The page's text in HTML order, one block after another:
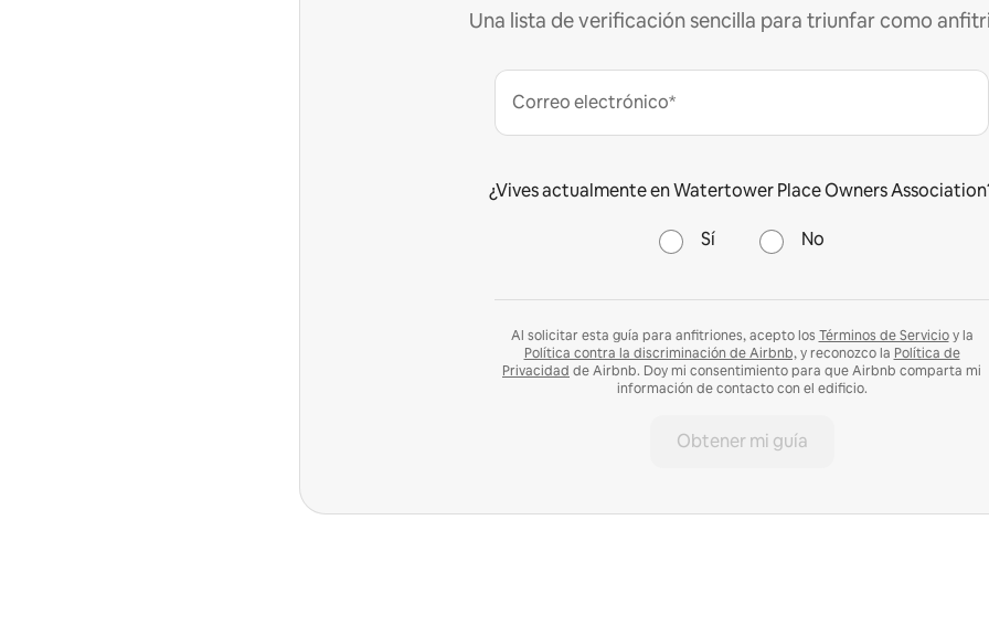
Una lista de verificación sencilla para triunfar como
Correo electrónico*
¿Vives actualmente en Watertower Place Owners
Sí No
Al solicitar esta guía para anfitriones, acepto los Términos de Servicioy la
Política contra la discriminación de Airbnb,y reconozco la Política de
Privacidad de Airbnb. Doy mi consentimiento para que Airbnb comparta mi
información de contacto con el edificio.
Obtener mi guía